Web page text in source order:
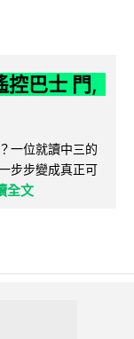
控巴士 門,
一位就讀中三的
步步變成真正可
全文